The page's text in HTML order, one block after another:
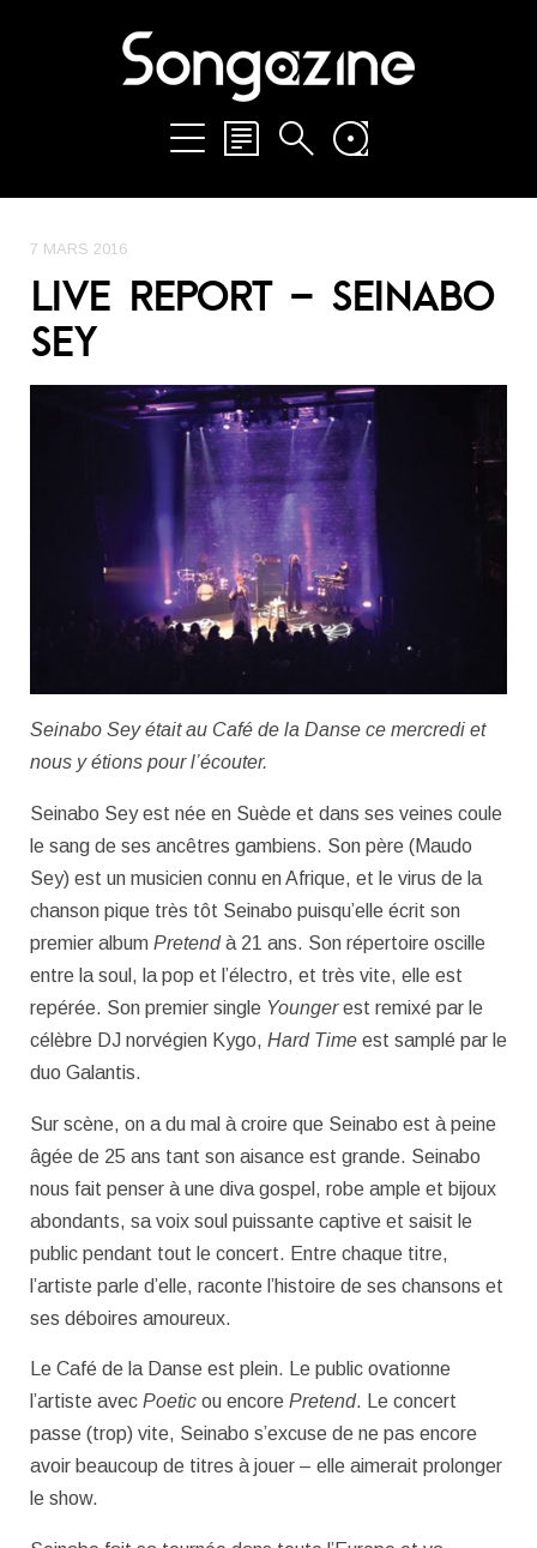
7 MARS 2016
LIVE REPORT – SEINABO
SEY
Seinabo Sey était au Café de la Danse ce mercredi et
nous y étions pour l’écouter.
Seinabo Sey est née en Suède et dans ses veines coule
le sang de ses ancêtres gambiens. Son père (Maudo
Sey) est un musicien connu en Afrique, et le virus de la
chanson pique très tôt Seinabo puisqu’elle écrit son
premier album Pretendà 21 ans. Son répertoire oscille
entre la soul, la pop et l’électro, et très vite, elle est
repérée. Son premier single Youngerest remixé par le
célèbre DJ norvégien Kygo, Hard Time est samplé par le
duo Galantis.
Sur scène, on a du mal à croire que Seinabo est à peine
âgée de 25 ans tant son aisance est grande. Seinabo
nous fait penser à une diva gospel, robe ample et bijoux
abondants, sa voix soul puissante captive et saisit le
public pendant tout le concert. Entre chaque titre,
l’artiste parle d’elle, raconte l’histoire de ses chansons et
ses déboires amoureux.
Le Café de la Danse est plein. Le public ovationne
l’artiste avec Poetic ou encore Pretend. Le concert
passe (trop) vite, Seinabo s’excuse de ne pas encore
avoir beaucoup de titres à jouer – elle aimerait prolonger
le show.